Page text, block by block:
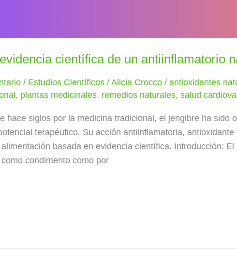
científica de un antiinflamatorio
/ Estudios Científicos /Alicia Crocco/antioxidantes
, plantas medicinales, remedios naturales,salud
hace siglos por la medicina tradicional, el jengibre ha sido
terapéutico. Su acción antiinflamatoria,
basada en evidencia científica. Introducción:
condimento como por